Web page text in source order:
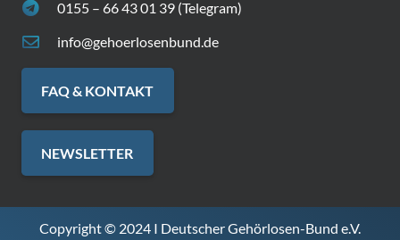
0155 – 66 43 01 39 (Telegram)
info@gehoerlosenbund.de
FAQ & KONTAKT
NEWSLETTER
Copyright © 2024 I Deutscher Gehörlosen-Bund e.V.